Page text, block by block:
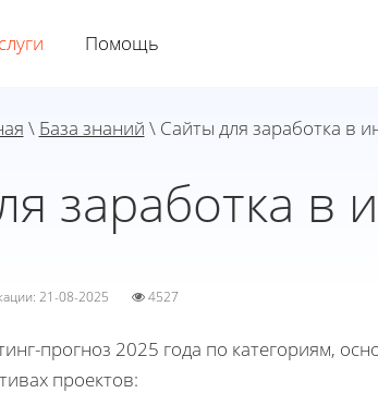
Помощь
\ База знаний \ Сайты для заработка в
заработка в
21-08-2025 4527
прогноз 2025 года по категориям,
проектов: